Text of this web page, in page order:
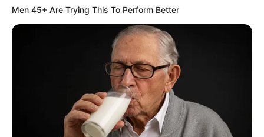
กระทงขนมปัง…เป็นคนมีไอเดีย มีจินตนาการสูง เปิดเผย
จริงใจ ไม่ค่อยมีระเบียบสักเท่าไหร่ ชอบสนุกสนานเฮฮา กล้า
แสดงออก ไม่ยึดติด ไม่ชอบอยู่กับที่นานๆ เป็นนักเดินทาง
ชอบการติดต่อสื่อสาร ขี้เหงา เอาแต่ใจบ้างเป็นบางครั้ง
มองโลกในแง่ดี เป็นคนที่ชอบเรียนรู้อยู่เสมอ จากความที่ดู
เหมือนนิสัยง่ายๆอะไรก็ได้…แต่จริงๆแล้ว คนประเภทนี้เป็น
คนที่ไม่ยอมแพ้ หรือ ท้อถอยอะไรง่ายๆเลย หากมุ่งมั่นเมื่อ
ไหร่ ความสำเร็จอยู่ไม่ไกลเกินเอื้อมแน่ๆ
Men 45+ Are Trying This To Perform Better